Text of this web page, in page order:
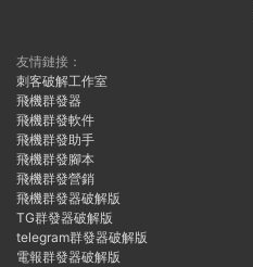
友情鏈接：
刺客破解工作室
飛機群發器
飛機群發軟件
飛機群發助手
飛機群發腳本
飛機群發營銷
飛機群發器破解版
TG群發器破解版
telegram群發器破解版
電報群發器破解版